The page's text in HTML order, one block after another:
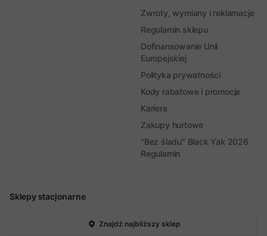
Sklepy stacjonarne
Znajdź najbliższy sklep
Zwroty, wymiany i reklamacje
Regulamin sklepu
Dofinansowanie Unii
Europejskiej
Polityka prywatności
Kody rabatowe i promocje
Kariera
Zakupy hurtowe
"Bez śladu" Black Yak 2026
Regulamin